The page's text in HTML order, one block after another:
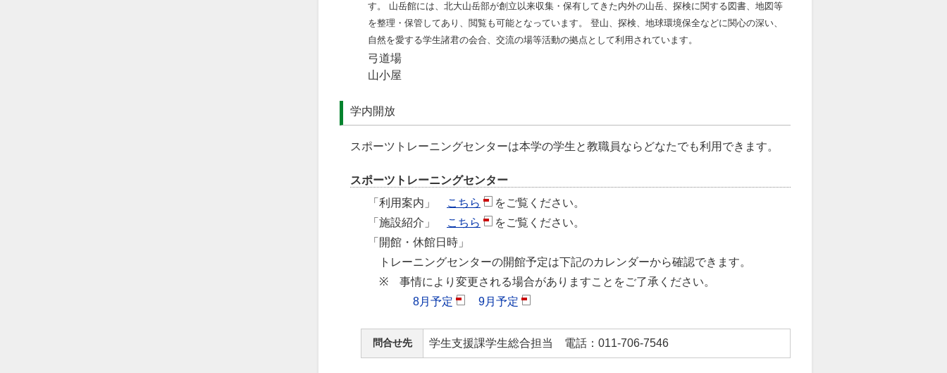
す。 山岳館には、北大山岳部が創立以来収集・保有してきた内外の山岳、探検に関する図書、地図等
を整理・保管してあり、閲覧も可能となっています。 登山、探検、地球環境保全などに関心の深い、
自然を愛する学生諸君の会合、交流の場等活動の拠点として利用されています。
弓道場
山小屋
学内開放
スポーツトレーニングセンターは本学の学生と教職員ならどなたでも利用できます。
スポーツトレーニングセンター
「利用案内」
こちら
をご覧ください。
「施設紹介」
こちら
をご覧ください。
「開館・休館日時」
トレーニングセンターの開館予定は下記のカレンダーから確認できます。
※ 事情により変更される場合がありますことをご了承ください。
8月予定
9月予定
問合せ先 学生支援課学生総合担当 電話：011-706-7546